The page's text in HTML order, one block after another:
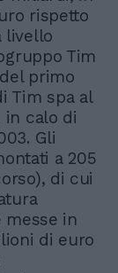
rispetto
livello
Tim
primo
Tim spa al
in calo di
Gli
a 205
di cui
messe in
di euro